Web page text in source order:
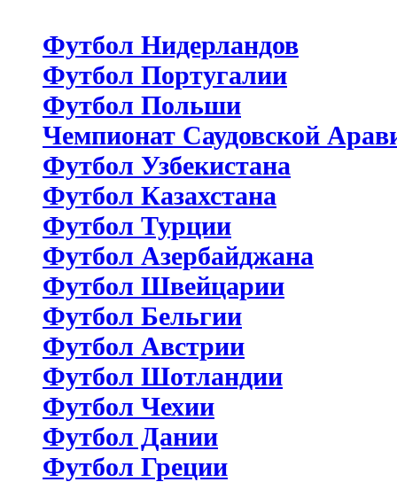
Футбол Нидерландов
Футбол Португалии
Футбол Польши
Чемпионат Саудовской
Футбол Узбекистана
Футбол Казахстана
Футбол Турции
Футбол Азербайджана
Футбол Швейцарии
Футбол Бельгии
Футбол Австрии
Футбол Шотландии
Футбол Чехии
Футбол Дании
Футбол Греции